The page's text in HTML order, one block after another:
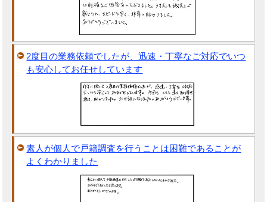
2度目の業務依頼でしたが、迅速・丁寧なご対応でいつ
も安心してお任せしています
素人が個人で戸籍調査を行うことは困難であることが
よくわかりました